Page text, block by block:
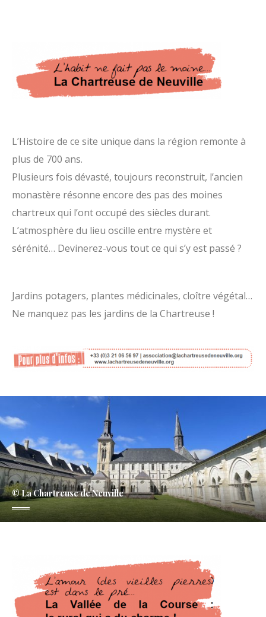
L’Histoire de ce site unique dans la région remonte à
plus de 700 ans.
Plusieurs fois dévasté, toujours reconstruit, l’ancien
monastère résonne encore des pas des moines
chartreux qui l’ont occupé des siècles durant.
L’atmosphère du lieu oscille entre mystère et
sérénité… Devinerez-vous tout ce qui s’y est passé ?
Jardins potagers, plantes médicinales, cloître végétal…
Ne manquez pas les jardins de la Chartreuse !
© La Chartreuse de Neuville